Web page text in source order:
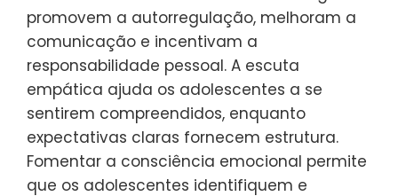
pessoal em todas as faixas etárias,
garantindo que a disciplina permaneça
construtiva e de apoio.
Quais técnicas são eficazes para
adolescentes usando o No Drama
Discipline?